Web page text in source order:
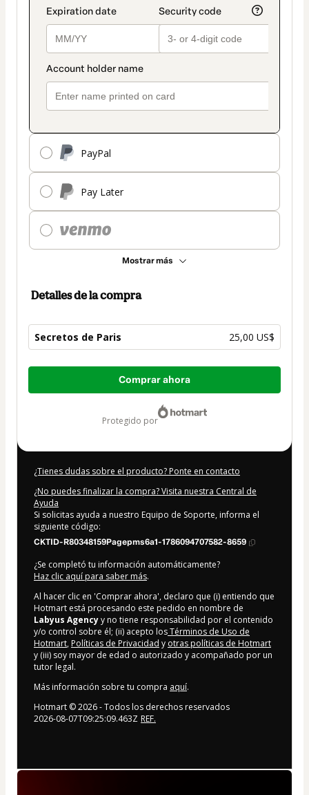
PayPal
Pay Later
Mostrar más
Detalles de la compra
Secretos de Paris 25,00 US$
Total
Comprar ahora
protegido por
¿Tienes dudas sobre el producto? Ponte en contacto
¿No puedes finalizar la compra? Visita nuestra Central de
Ayuda
Si solicitas ayuda a nuestro Equipo de Soporte, informa el
siguiente código:
CKTID-R80348159Pagepms6a1-1786094707582-8659
¿Se completó tu información automáticamente?
Haz clic aquí para saber más.
Al hacer clic en 'Comprar ahora', declaro que (i) entiendo que
Hotmart está procesando este pedido en nombre de
Labyus Agencyy no tiene responsabilidad por el contenido
y/o control sobre él; (ii) acepto losTérminos de Uso de
Hotmart, Políticas de Privacidad y otras políticas de Hotmart
y (iii) soy mayor de edad o autorizado y acompañado por un
tutor legal.
Más información sobre tu compra aquí.
Hotmart ©2026- Todos los derechos reservados
2026-08-07T09:25:09.463Z REF.